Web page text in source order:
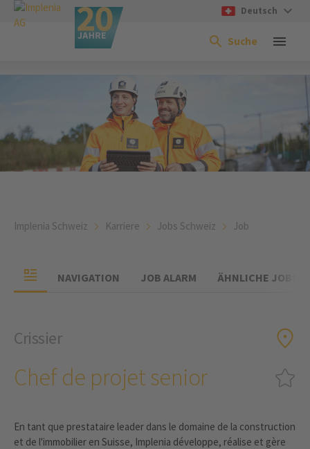
Deutsch
Suche
Implenia Schweiz Karriere Jobs Schweiz Job
NAVIGATION JOB ALARM ÄHNLICHE JOBS
Crissier
Chef de projet senior
En tant que prestataire leader dans le domaine de la construction
et de l'immobilier en Suisse, Implenia développe, réalise et gère